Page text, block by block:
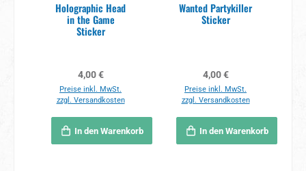
Holographic Head
in the Game
Sticker
Regulärer Preis:
4,00 €
Preise inkl. MwSt.
zzgl. Versandkosten
In den Warenkorb
Wanted Partykiller
Sticker
Regulärer Preis:
4,00 €
Preise inkl. MwSt.
zzgl. Versandkosten
In den Warenkorb